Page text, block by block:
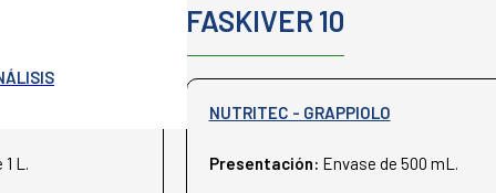
L.
FASKIVER 10
NUTRITEC - GRAPPIOLO
Presentación: Envase de 500 mL.